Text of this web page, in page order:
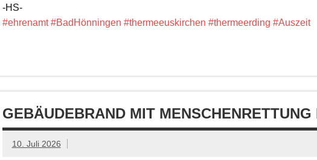
-HS-
#ehrenamt #BadHönningen #thermeeuskirchen #thermeerding #Auszeit
GEBÄUDEBRAND MIT
10. Juli 2026